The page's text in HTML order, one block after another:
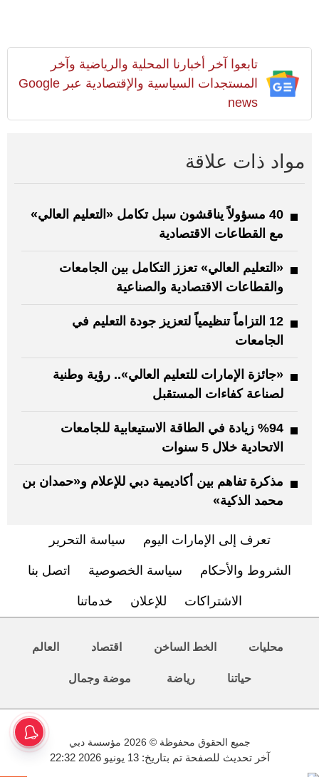
تابعوا آخر أخبارنا المحلية والرياضية وآخر
المستجدات السياسية والإقتصادية عبر Google
news
مواد ذات علاقة
40 مسؤولاً يناقشون سبل تكامل «التعليم العالي»
مع القطاعات الاقتصادية
«التعليم العالي» تعزز التكامل بين الجامعات
والقطاعات الاقتصادية والصناعية
12 التزاماً تنظيمياً لتعزيز جودة التعليم في
الجامعات
«جائزة الإمارات للتعليم العالي».. رؤية وطنية
لصناعة كفاءات المستقبل
%94 زيادة في الطاقة الاستيعابية للجامعات
الاتحادية خلال 5 سنوات
مذكرة تفاهم بين أكاديمية دبي للإعلام و«حمدان بن
محمد الذكية»
تعرف إلى الإمارات اليوم سياسة التحرير
الشروط والأحكام سياسة الخصوصية اتصل بنا
الاشتراكات للإعلان خدماتنا
محليات الخط الساخن اقتصاد العالم
حياتنا رياضة موضة وجمال
جميع الحقوق محفوظة © 2026 مؤسسة دبي
آخر تحديث للصفحة تم بتاريخ: 13 يونيو 2026 22:32